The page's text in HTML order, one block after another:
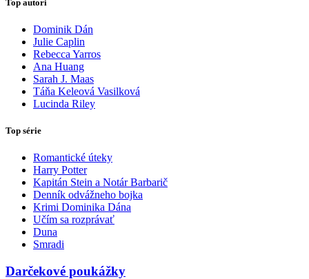
Top autori
Dominik Dán
Julie Caplin
Rebecca Yarros
Ana Huang
Sarah J. Maas
Táňa Keleová Vasilková
Lucinda Riley
Top série
Romantické úteky
Harry Potter
Kapitán Stein a Notár Barbarič
Denník odvážneho bojka
Krimi Dominika Dána
Učím sa rozprávať
Duna
Smradi
Darčekové poukážky